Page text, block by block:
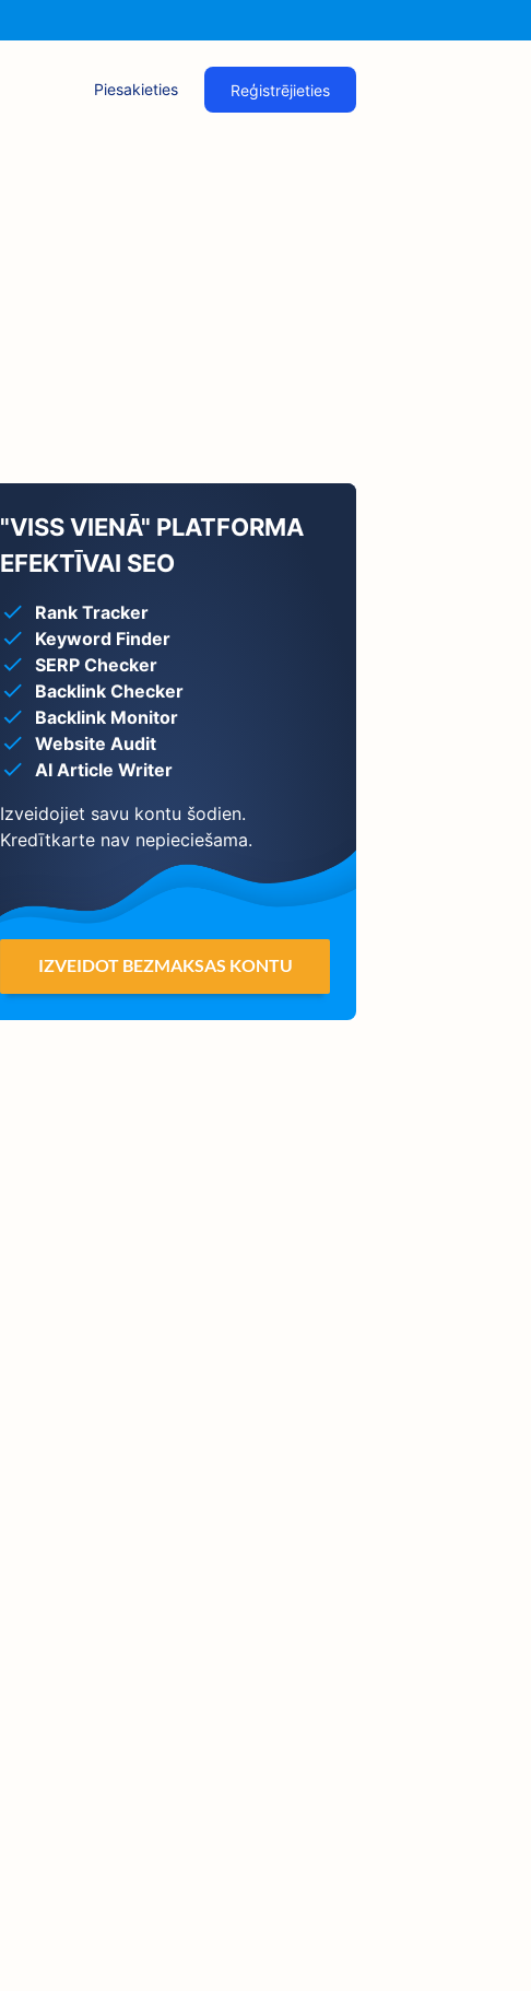
Piesakieties Reģistrējieties
"VISS VIENĀ" PLATFORMA
EFEKTĪVAI SEO
Rank Tracker
Keyword Finder
SERP Checker
Backlink Checker
Backlink Monitor
Website Audit
AI Article Writer
Izveidojiet savu kontu šodien.
Kredītkarte nav nepieciešama.
IZVEIDOT BEZMAKSAS KONTU